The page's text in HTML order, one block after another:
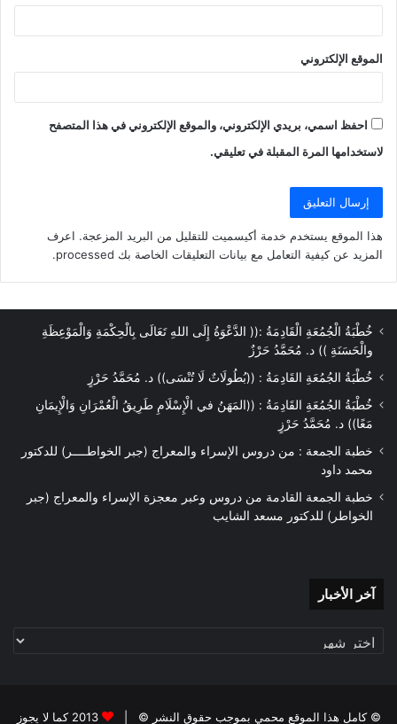
الموقع الإلكتروني
احفظ اسمي، بريدي الإلكتروني، والموقع الإلكتروني في هذا المتصفح
لاستخدامها المرة المقبلة في تعليقي.
هذا الموقع يستخدم خدمة أكيسميت للتقليل من البريد المزعجة. اعرف
المزيد عن كيفية التعامل مع بيانات التعليقات الخاصة بك processed
.
خُطْبَةُ الْجُمُعَةِ الْقَادِمَةُ :(( الدَّعْوَةُ إِلَى اللهِ تَعَالَى بِالْحِكْمَةِ وَالْمَوْعِظَةِ
والْحَسَنَةِ )) د. مُحَمَّدُ حَرْزٌ
خُطْبَةُ الجُمُعَةِ القَادِمَةُ : ((بُطُولَاتٌ لَا تُنْسَى)) د. مُحَمَّدُ حَرْزٍ
خُطْبَةُ الجُمُعَةِ القَادِمَةُ : ((المَهَنُ في الْإِسْلَامِ طَرِيقُ الْعُمْرَانِ وَالْإِيمَانِ
مَعًا)) د. مُحَمَّدُ حَرْزٍ
خطبة الجمعة : من دروس الإسراء والمعراج (جبر الخواطــــر) للدكتور
محمد داود
خطبة الجمعة القادمة من دروس وعبر معجزة الإسراء والمعراج (جبر
الخواطر) للدكتور مسعد الشايب
آخر الأخبار
© كامل هذا الموقع محمي بموجب حقوق النشر © | 2013 كما لا يجوز